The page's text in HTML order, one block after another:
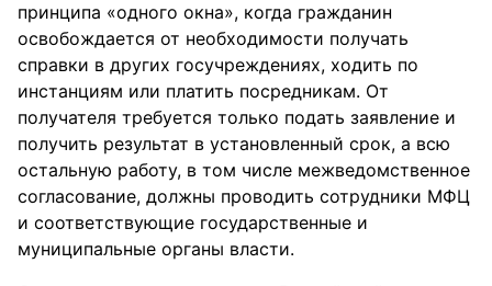
принципа «одного окна», когда гражданин
освобождается от необходимости получать
справки в других госучреждениях, ходить по
инстанциям или платить посредникам. От
получателя требуется только подать заявление и
получить результат в установленный срок, а всю
остальную работу, в том числе межведомственное
согласование, должны проводить сотрудники МФЦ
и соответствующие государственные и
муниципальные органы власти.